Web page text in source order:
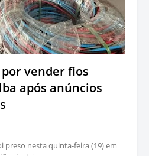
vender fios
após anúncios
preso nesta quinta-feira (19) em